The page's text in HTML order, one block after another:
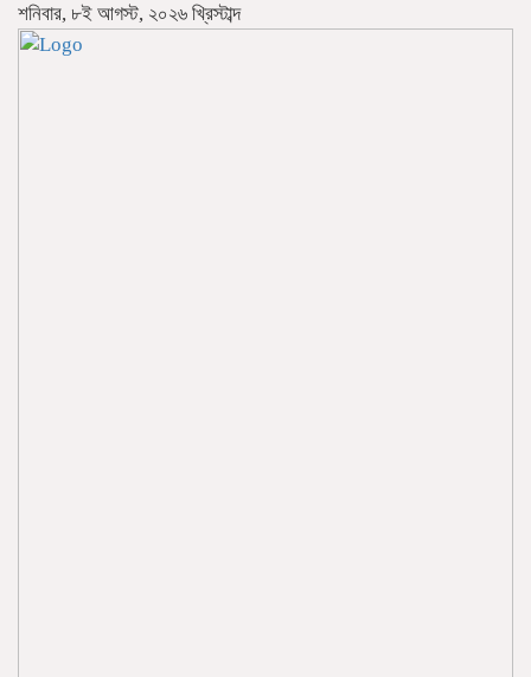
শনিবার, ৮ই আগস্ট, ২০২৬ খ্রিস্টাব্দ